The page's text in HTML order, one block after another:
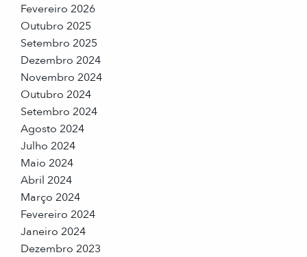
Fevereiro 2026
Outubro 2025
Setembro 2025
Dezembro 2024
Novembro 2024
Outubro 2024
Setembro 2024
Agosto 2024
Julho 2024
Maio 2024
Abril 2024
Março 2024
Fevereiro 2024
Janeiro 2024
Dezembro 2023